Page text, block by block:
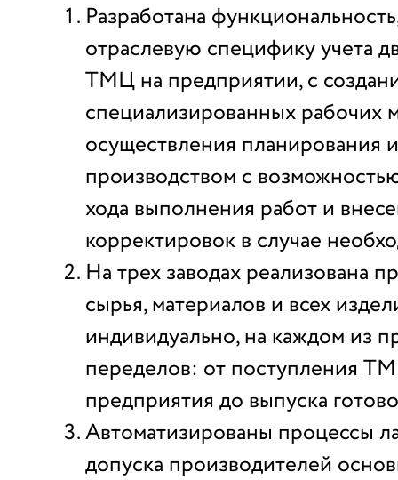
Разработана
отраслевую специфику учета
ТМЦ на предприятии, с
специализированных рабочих
осуществления планирования
производством с
хода выполнения работ и
корректировок в случае
На трех заводах реализована
сырья, материалов и всех
индивидуально, на каждом из
переделов: от поступления
предприятия до выпуска
Автоматизированы процессы
допуска производителей